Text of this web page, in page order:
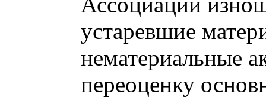
устаревшие
нематериальные
переоценку